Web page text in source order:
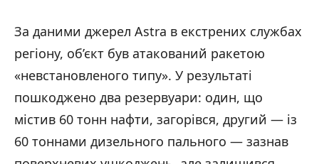
За даними джерел Astra в екстрених службах
регіону, об’єкт був атакований ракетою
«невстановленого типу». У результаті
пошкоджено два резервуари: один, що
містив 60 тонн нафти, загорівся, другий — із
60 тоннами дизельного пального — зазнав